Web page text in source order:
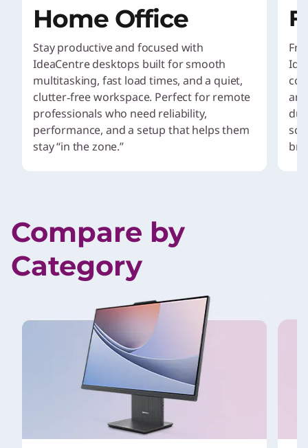
Home Office
Stay productive and focused with
IdeaCentre desktops built for smooth
multitasking, fast load times, and a quiet,
clutter‑free workspace. Perfect for remote
professionals who need reliability,
performance, and a setup that helps them
stay “in the zone.”
m
1
o
f
Compare by
Category